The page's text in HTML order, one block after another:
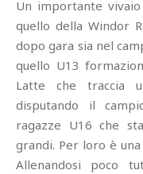
Un importante
quello della Windor
dopo gara sia nel
quello U13
Latte che traccia
disputando il
ragazze U16 che
grandi. Per loro è
Allenandosi poco